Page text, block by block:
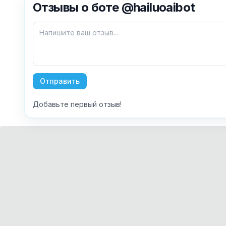
Отзывы о боте @hailuoaibot
Отправить
Добавьте первый отзыв!